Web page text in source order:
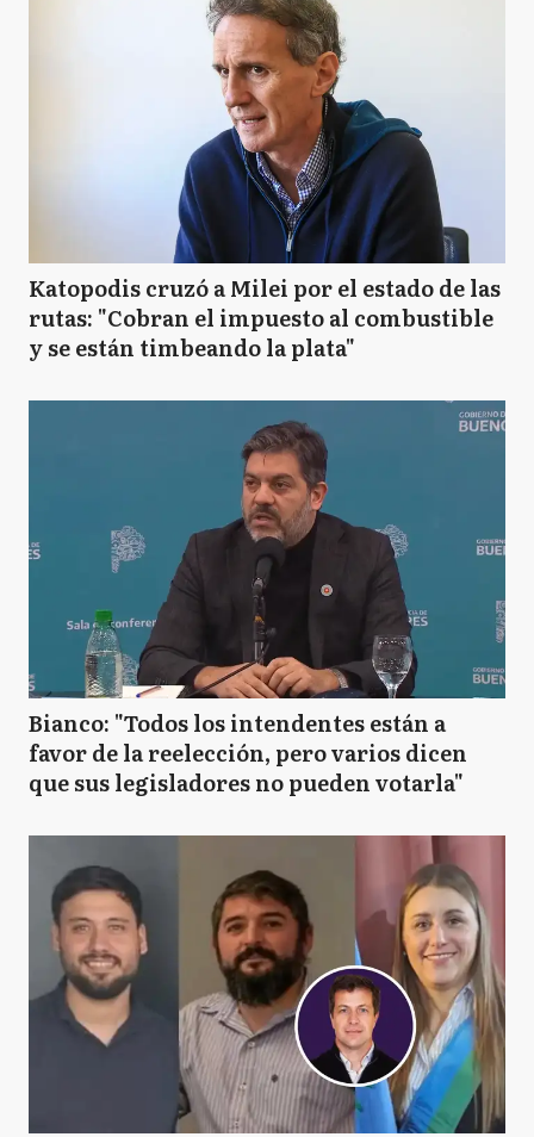
Katopodis cruzó a Milei por el estado de las
rutas: "Cobran el impuesto al combustible
y se están timbeando la plata"
Bianco: "Todos los intendentes están a
favor de la reelección, pero varios dicen
que sus legisladores no pueden votarla"